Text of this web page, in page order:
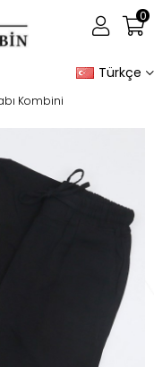
Türkçe
0
Kombini